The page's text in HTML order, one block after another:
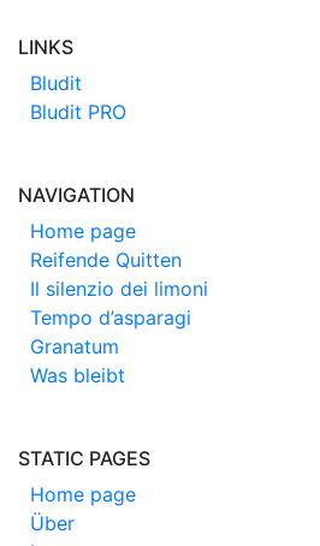
LINKS
Bludit
Bludit PRO
NAVIGATION
Home page
Reifende Quitten
Il silenzio dei limoni
Tempo d’asparagi
Granatum
Was bleibt
STATIC PAGES
Home page
Über